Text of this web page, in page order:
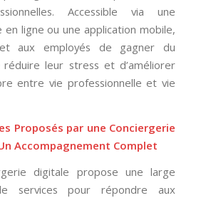
Accessible via une
ligne ou une application mobile,
aux employés de gagner du
leur stress et d’améliorer
entre vie professionnelle et vie
Proposés par une Conciergerie
Accompagnement Complet
digitale propose une large
services pour répondre aux